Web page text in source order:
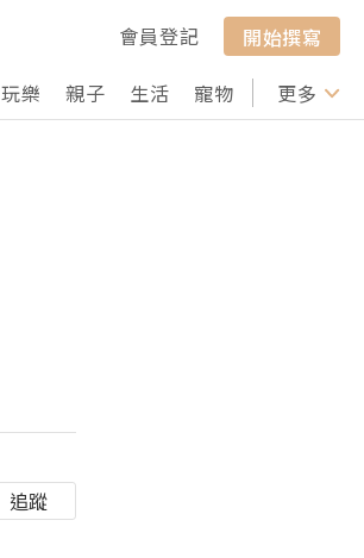
會員登記
開始撰寫
玩樂 親子 生活 寵物 行山 打卡
更多
追蹤